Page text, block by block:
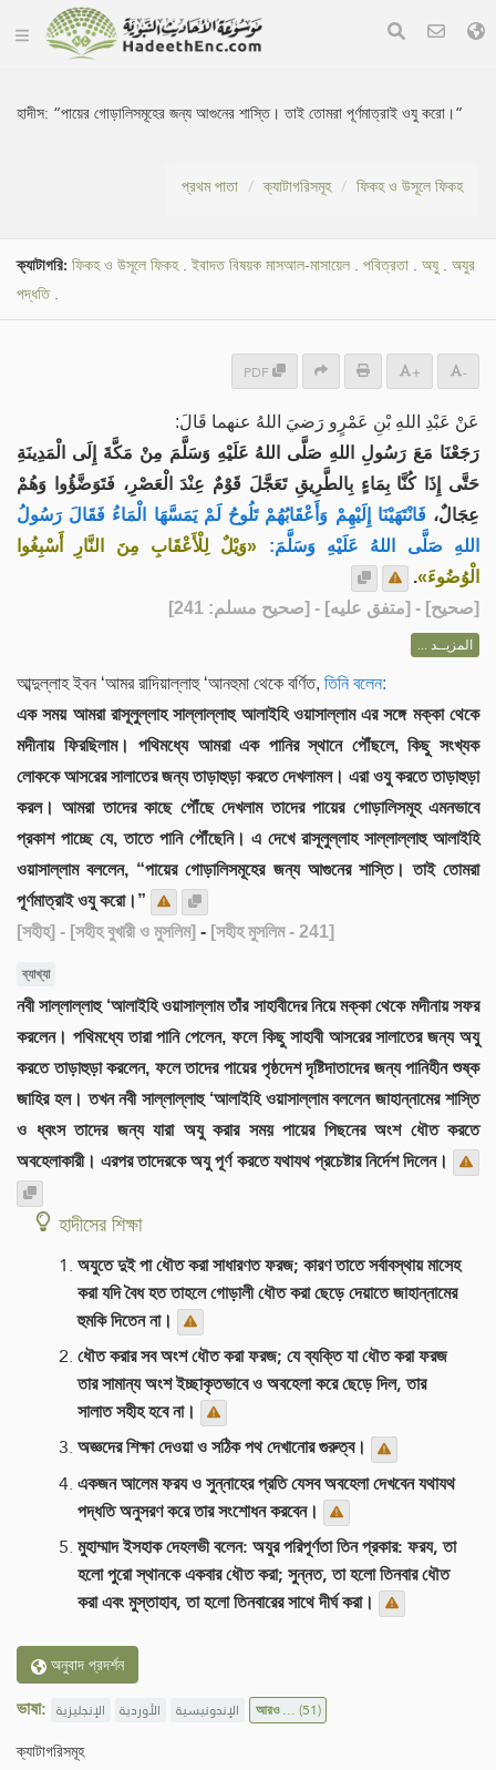
হাদীস: “পায়ের গোড়ালিসমূহের জন্য আগুনের শাস্তি। তাই তোমরা পূর্ণমাত্রাই ওযু করো।”
প্রথম পাতা ক্যাটাগরিসমূহ ফিকহ ও উসূলে ফিকহ
ক্যাটাগরি: ফিকহ ও উসূলে ফিকহ. ইবাদত বিষয়ক মাসআল-মাসায়েল . পবিত্রতা . অযু. অযুর
পদ্ধতি.
PDF + -
عَنْ عَبْدِ اللهِ بْنِ عَمْرٍو رَضيَ اللهُ عنهما قَالَ:
رَجَعْنَا مَعَ رَسُولِ اللهِ صَلَّى اللهُ عَلَيْهِ وَسَلَّمَ مِنْ مَكَّةَ إِلَى الْمَدِينَةِ
حَتَّى إِذَا كُنَّا بِمَاءٍ بِالطَّرِيقِ تَعَجَّلَ قَوْمٌ عِنْدَ الْعَصْرِ، فَتَوَضَّؤُوا وَهُمْ
عِجَالٌ، فَانْتَهَيْنَا إِلَيْهِمْ وَأَعْقَابُهُمْ تَلُوحُ لَمْ يَمَسَّهَا الْمَاءُ فَقَالَ رَسُولُ
اللهِ صَلَّى اللهُ عَلَيْهِ وَسَلَّمَ:
«وَيْلٌ لِلْأَعْقَابِ مِنَ النَّارِ أَسْبِغُوا
الْوُضُوءَ».
[صحيح] - [متفق عليه] - [صحيح مسلم: 241]
المزيــد ...
আব্দুল্লাহ ইবন ‘আমর রাদিয়াল্লাহু ‘আনহুমা থেকে বর্ণিত, তিনি বলেন:
এক সময় আমরা রাসূলুল্লাহ সাল্লাল্লাহু আলাইহি ওয়াসাল্লাম এর সঙ্গে মক্কা থেকে
মদীনায় ফিরছিলাম। পথিমধ্যে আমরা এক পানির স্থানে পৌঁছলে, কিছু সংখ্যক
লোককে আসরের সালাতের জন্য তাড়াহুড়া করতে দেখলামল। এরা ওযু করতে তাড়াহুড়া
করল। আমরা তাদের কাছে পৌঁছে দেখলাম তাদের পায়ের গোড়ালিসমূহ এমনভাবে
প্রকাশ পাচ্ছে যে, তাতে পানি পৌঁছেনি। এ দেখে রাসূলুল্লাহ সাল্লাল্লাহু আলাইহি
ওয়াসাল্লাম বললেন, “পায়ের গোড়ালিসমূহের জন্য আগুনের শাস্তি। তাই তোমরা
পূর্ণমাত্রাই ওযু করো।”
[সহীহ] - [সহীহ বুখারী ও মুসলিম] - [সহীহ মুসলিম - 241]
ব্যাখ্যা
নবী সাল্লাল্লাহু ‘আলাইহি ওয়াসাল্লাম তাঁর সাহাবীদের নিয়ে মক্কা থেকে মদীনায় সফর
করলেন। পথিমধ্যে তারা পানি পেলেন, ফলে কিছু সাহাবী আসরের সালাতের জন্য অযু
করতে তাড়াহুড়া করলেন, ফলে তাদের পায়ের পৃষ্ঠদেশ দৃষ্টিদাতাদের জন্য পানিহীন শুষ্ক
জাহির হল। তখন নবী সাল্লাল্লাহু ‘আলাইহি ওয়াসাল্লাম বললেন জাহান্নামের শাস্তি
ও ধ্বংস তাদের জন্য যারা অযু করার সময় পায়ের পিছনের অংশ ধৌত করতে
অবহেলাকারী। এরপর তাদেরকে অযু পূর্ণ করতে যথাযথ প্রচেষ্টার নির্দেশ দিলেন।
হাদীসের শিক্ষা
অযুতে দুই পা ধৌত করা সাধারণত ফরজ; কারণ তাতে সর্বাবস্থায় মাসেহ
করা যদি বৈধ হত তাহলে গোড়ালী ধৌত করা ছেড়ে দেয়াতে জাহান্নামের
হুমকি দিতেন না।
ধৌত করার সব অংশ ধৌত করা ফরজ; যে ব্যক্তি যা ধৌত করা ফরজ
তার সামান্য অংশ ইচ্ছাকৃতভাবে ও অবহেলা করে ছেড়ে দিল, তার
সালাত সহীহ হবে না।
অজ্ঞদের শিক্ষা দেওয়া ও সঠিক পথ দেখানোর গুরুত্ব।
একজন আলেম ফরয ও সুন্নাহের প্রতি যেসব অবহেলা দেখবেন যথাযথ
পদ্ধতি অনুসরণ করে তার সংশোধন করবেন।
মুহাম্মাদ ইসহাক দেহলভী বলেন: অযুর পরিপূর্ণতা তিন প্রকার: ফরয, তা
হলো পুরো স্থানকে একবার ধৌত করা; সুন্নত, তা হলো তিনবার ধৌত
করা এবং মুস্তাহাব, তা হলো তিনবারের সাথে দীর্ঘ করা।
অনুবাদ প্রদর্শন
ভাষা: الإنجليزية الأوردية الإندونيسية আরও ...(51)
ক্যাটাগরিসমূহ